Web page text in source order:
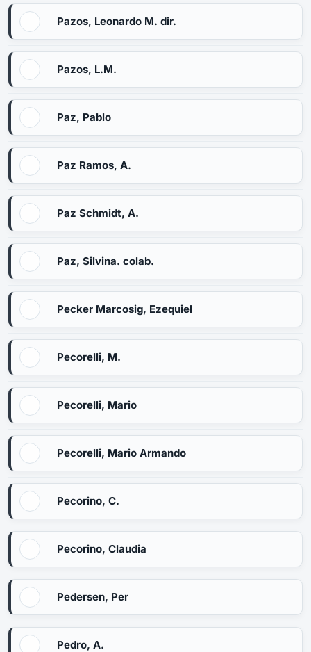
Pazos, Leonardo M. dir.
Pazos, L.M.
Paz, Pablo
Paz Ramos, A.
Paz Schmidt, A.
Paz, Silvina. colab.
Pecker Marcosig, Ezequiel
Pecorelli, M.
Pecorelli, Mario
Pecorelli, Mario Armando
Pecorino, C.
Pecorino, Claudia
Pedersen, Per
Pedro, A.